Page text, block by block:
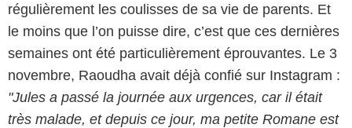
régulièrement les coulisses de sa vie de parents. Et
le moins que l’on puisse dire, c’est que ces dernières
semaines ont été particulièrement éprouvantes. Le 3
novembre, Raoudha avait déjà confié sur Instagram :
"Jules a passé la journée aux urgences, car il était
très malade, et depuis ce jour, ma petite Romane est